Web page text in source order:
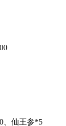
、仙王参*5